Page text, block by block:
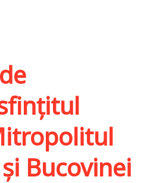
Bucovinei